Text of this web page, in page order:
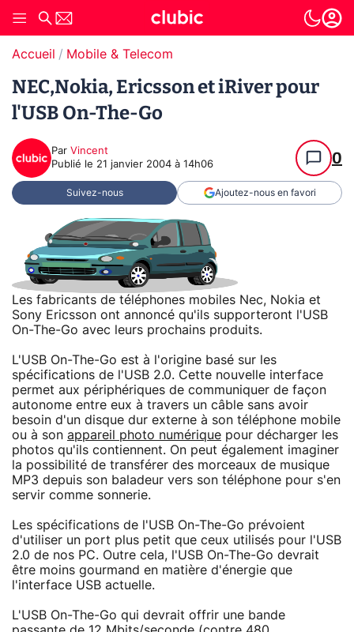
Accueil Mobile & Telecom
NEC,Nokia, Ericsson et iRiver pour
l'USB On-The-Go
Par Vincent
Publié le 21 janvier 2004 à 14h06 0
Suivez-nous Ajoutez-nous en favori
Les fabricants de téléphones mobiles Nec, Nokia et
Sony Ericsson ont annoncé qu'ils supporteront l'USB
On-The-Go avec leurs prochains produits.
L'USB On-The-Go est à l'origine basé sur les
spécifications de l'USB 2.0. Cette nouvelle interface
permet aux périphériques de communiquer de façon
autonome entre eux à travers un câble sans avoir
besoin d'un disque dur externe à son téléphone mobile
ou à son appareil photo numérique pour décharger les
photos qu'ils contiennent. On peut également imaginer
la possibilité de transférer des morceaux de musique
MP3 depuis son baladeur vers son téléphone pour s'en
servir comme sonnerie.
Les spécifications de l'USB On-The-Go prévoient
d'utiliser un port plus petit que ceux utilisés pour l'USB
2.0 de nos PC. Outre cela, l'USB On-The-Go devrait
être moins gourmand en matière d'énergie que
l'interface USB actuelle.
L'USB On-The-Go qui devrait offrir une bande